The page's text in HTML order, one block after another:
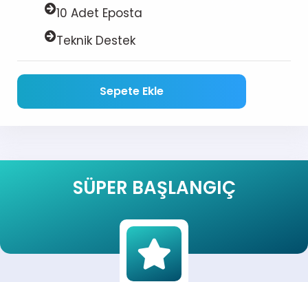
10 Adet Eposta
Teknik Destek
Sepete Ekle
SÜPER BAŞLANGIÇ